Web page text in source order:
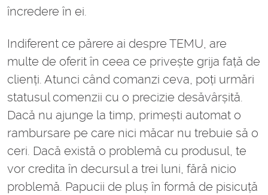
încredere în ei.
Indiferent ce părere ai despre TEMU, are
multe de oferit în ceea ce privește grija față de
clienți. Atunci când comanzi ceva, poți urmări
statusul comenzii cu o precizie desăvârșită.
Dacă nu ajunge la timp, primești automat o
rambursare pe care nici măcar nu trebuie să o
ceri. Dacă există o problemă cu produsul, te
vor credita în decursul a trei luni, fără nicio
problemă. Papucii de pluș în formă de pisicuță